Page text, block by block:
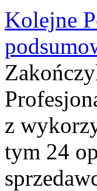
Kolejne
z
tym 24